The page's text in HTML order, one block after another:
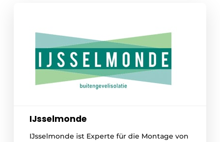
IJsselmonde
IJsselmonde ist Experte für die Montage von